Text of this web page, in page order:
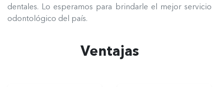
dentales. Lo esperamos para brindarle el mejor servicio
odontológico del país.
Ventajas